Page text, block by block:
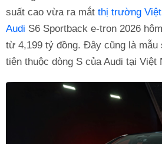
suất cao vừa ra mắt thị trường
Audi S6 Sportback e-tron 2026
từ 4,199 tỷ đồng. Đây cũng là mẫu
tiên thuộc dòng S của Audi tại Việt